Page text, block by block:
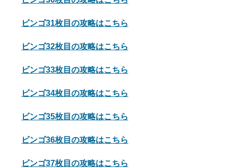
ビンゴ31枚目の攻略はこちら
ビンゴ32枚目の攻略はこちら
ビンゴ33枚目の攻略はこちら
ビンゴ34枚目の攻略はこちら
ビンゴ35枚目の攻略はこちら
ビンゴ36枚目の攻略はこちら
ビンゴ37枚目の攻略はこちら